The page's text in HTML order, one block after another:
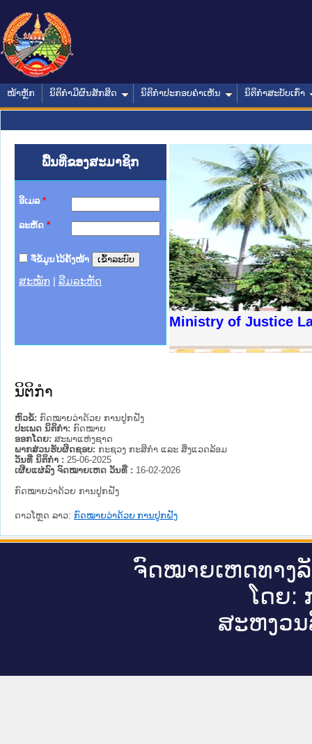
ໜ້າຫຼັກ ນິຕິກໍາມີຜົນສັກສິດ ນິຕິກໍາປະກອບຄໍາເຫັນ ນິຕິກໍາສະບັບເກົ່າ
ພື້ນທີ່ຂອງສະມາຊິກ
ອີເມລ *
ລະຫັດ *
ຈື່ຂໍ້ມູນໄວ້ຄັ້ງໜ້າ
ສະໝັກ ລືມລະຫັດ
Ministry of Justice
າຊົນ ພາກເໜືອ
ການ
ກາງ
ໃຕ້
ຕຳຫຼວດປະຊາຊົນ
ສັນຕິບານປະຊາຊົນ
ກເໜືອ
າຊົນ ພາກກາງ
ນິຕິກໍາ
ຫົວຂໍ້: ກົດໝາຍວ່າດ້ວຍ ການປູກຝັງ
ປະເພດ ນິຕິກໍາ: ກົດໝາຍ
ອອກໂດຍ: ສະພາແຫ່ງຊາດ
ພາກສ່ວນຮັບຜິດຊອບ: ກະຊວງ ກະສິກຳ ແລະ ສິ່ງແວດລ້ອມ
ວັນທີ່ ນິຕິກໍາ : 25-06-2025
ເຜີຍແຜ່ລົງ ຈົດໝາຍເຫດ ວັນທີ່ : 16-02-2026
ກົດໝາຍວ່າດ້ວຍ ການປູກຝັງ
ດາວໂຫຼດ ລາວ: ກົດໝາຍວ່າດ້ວຍ ການປູກຝັງ
ຈົດ​ໝາຍ​ເຫດ​ທາງ​
ໂດຍ:
ສະ​ຫງວນ​